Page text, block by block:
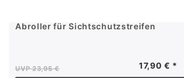
Abroller für Sichtschutzstreifen
UVP 23,95 € 17,90 € *